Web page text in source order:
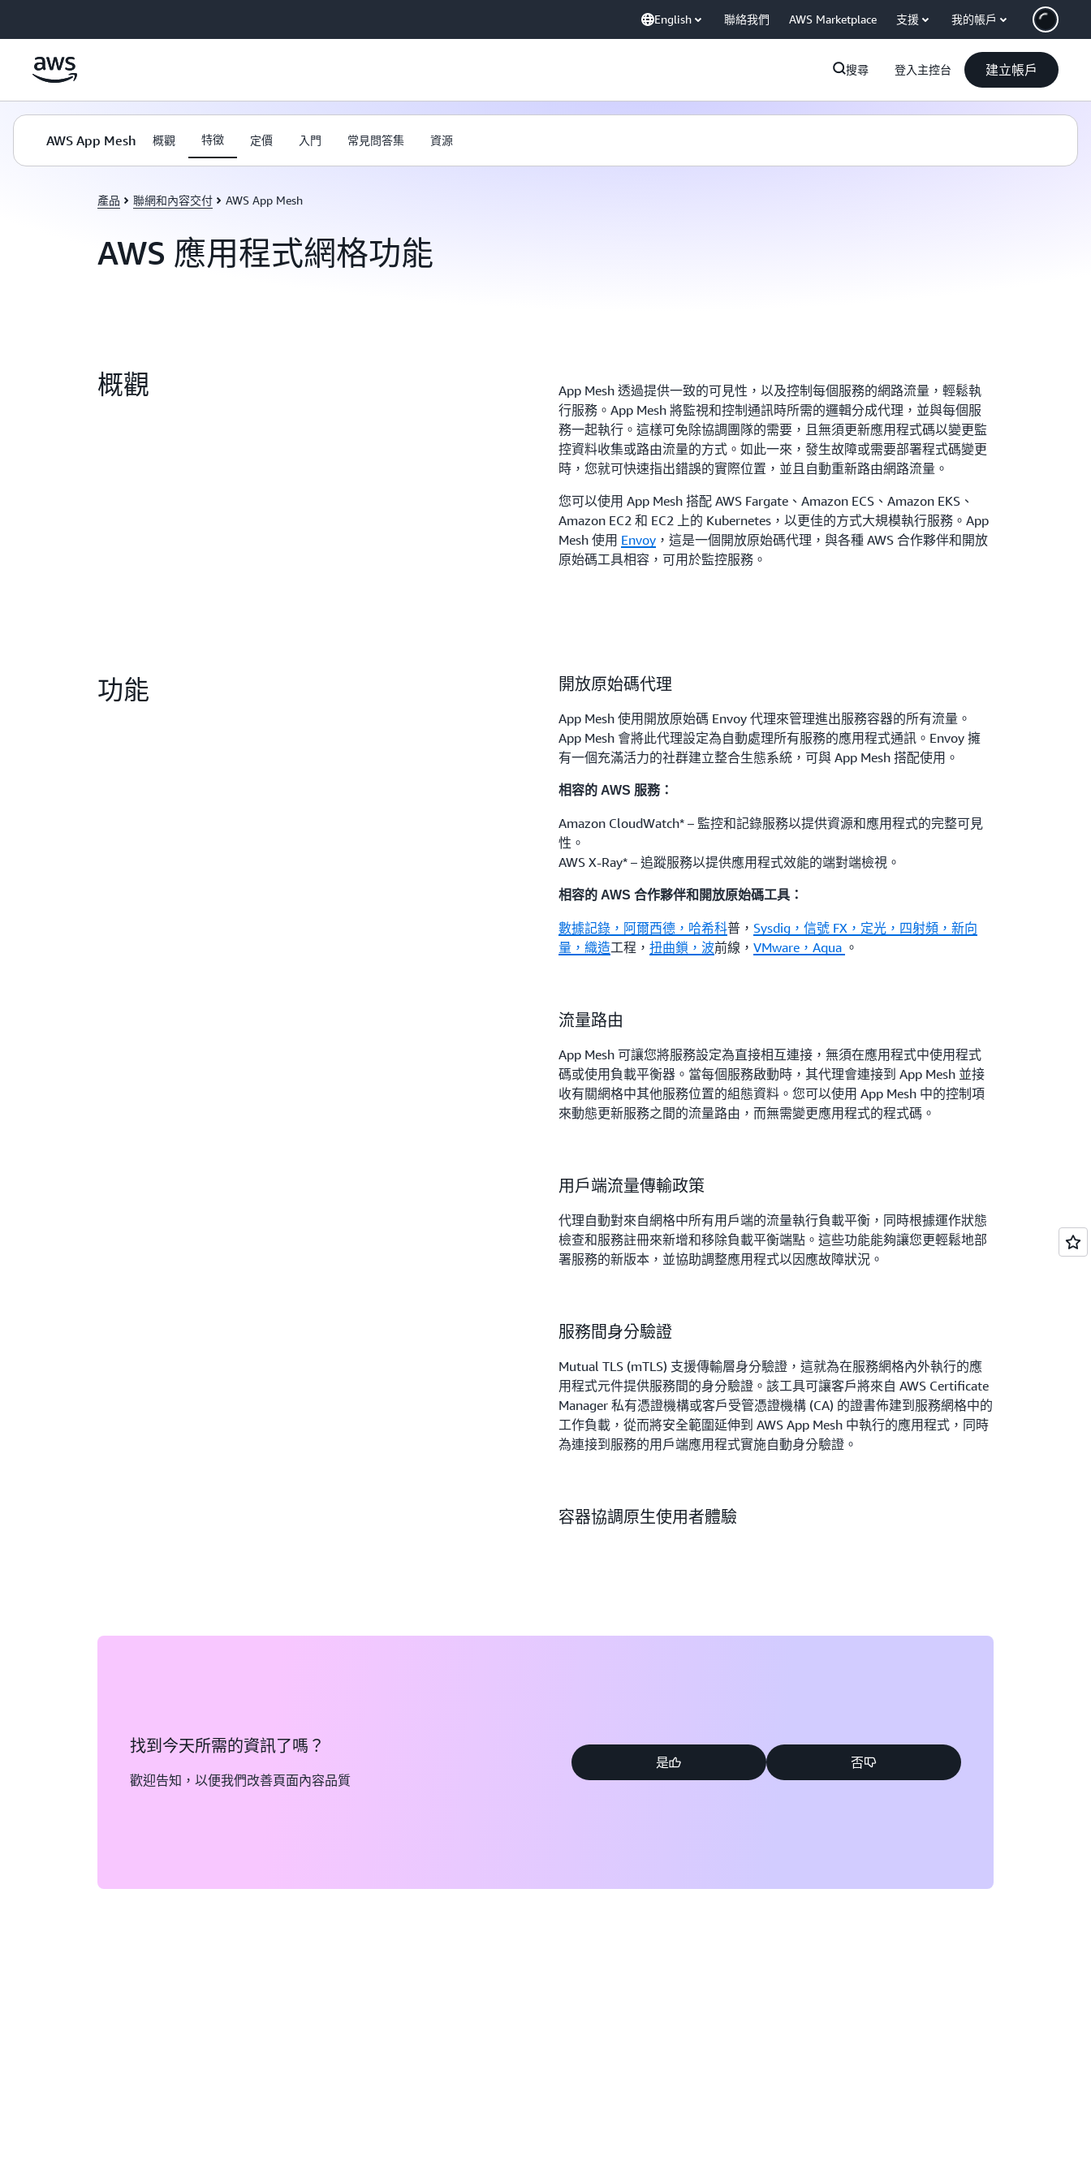
English 聯絡我們 AWS Marketplace 支援 我的帳戶
搜尋 登入主控台 建立帳戶
AWS App Mesh 概觀 特徵 定價 入門 常見問答集 資源
產品 聯網和內容交付 AWS App Mesh
AWS 應用程式網格功能
概觀
App Mesh 透過提供一致的可見性，以及控制每個服務的網路流量，輕鬆執
行服務。App Mesh 將監視和控制通訊時所需的邏輯分成代理，並與每個服
務一起執行。這樣可免除協調團隊的需要，且無須更新應用程式碼以變更監
控資料收集或路由流量的方式。如此一來，發生故障或需要部署程式碼變更
時，您就可快速指出錯誤的實際位置，並且自動重新路由網路流量。
您可以使用 App Mesh 搭配 AWS Fargate、Amazon ECS、Amazon EKS、
Amazon EC2 和 EC2 上的 Kubernetes，以更佳的方式大規模執行服務。App
Mesh 使用 Envoy ，這是一個開放原始碼代理，與各種 AWS 合作夥伴和開放
原始碼工具相容，可用於監控服務。
功能 開放原始碼代理
App Mesh 使用開放原始碼 Envoy 代理來管理進出服務容器的所有流量。
App Mesh 會將此代理設定為自動處理所有服務的應用程式通訊。Envoy 擁
有一個充滿活力的社群建立整合生態系統，可與 App Mesh 搭配使用。
相容的 AWS 服務：
Amazon CloudWatch* – 監控和記錄服務以提供資源和應用程式的完整可見
性。
AWS X-Ray* – 追蹤服務以提供應用程式效能的端對端檢視。
相容的 AWS 合作夥伴和開放原始碼工具：
數據記錄，阿爾西德，哈希科普， Sysdig，信號 FX， 定光，四射頻，新向
量，織造工程， 扭曲鎖，波前線， VMware，Aqua 。
流量路由
App Mesh 可讓您將服務設定為直接相互連接，無須在應用程式中使用程式
碼或使用負載平衡器。當每個服務啟動時，其代理會連接到 App Mesh 並接
收有關網格中其他服務位置的組態資料。您可以使用 App Mesh 中的控制項
來動態更新服務之間的流量路由，而無需變更應用程式的程式碼。
用戶端流量傳輸政策
代理自動對來自網格中所有用戶端的流量執行負載平衡，同時根據運作狀態
檢查和服務註冊來新增和移除負載平衡端點。這些功能能夠讓您更輕鬆地部
署服務的新版本，並協助調整應用程式以因應故障狀況。
服務間身分驗證
Mutual TLS (mTLS) 支援傳輸層身分驗證，這就為在服務網格內外執行的應
用程式元件提供服務間的身分驗證。該工具可讓客戶將來自 AWS Certificate
Manager 私有憑證機構或客戶受管憑證機構 (CA) 的證書佈建到服務網格中的
工作負載，從而將安全範圍延伸到 AWS App Mesh 中執行的應用程式，同時
為連接到服務的用戶端應用程式實施自動身分驗證。
容器協調原生使用者體驗
訊，無須安裝或管理應用程式級基礎設施即可進行通訊管理。
找到今天所需的資訊了嗎？
歡迎告知，以便我們改善頁面內容品質
是 否